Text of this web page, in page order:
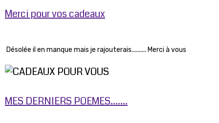
Merci pour vos cadeaux
Désolée il en manque mais je rajouterais.......... Merci à vous
MES DERNIERS POEMES.......